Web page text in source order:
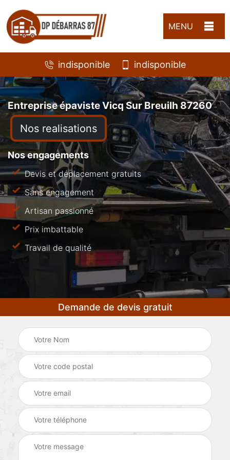
MENU
indisponible indisponible
Entreprise épaviste Vicq Sur Breuilh 87260
Nos realisations
Nos engagements
Devis et déplacement gratuits
Sans engagement
Artisan passionné
Prix imbattable
Travail de qualité
Demande de devis gratuit